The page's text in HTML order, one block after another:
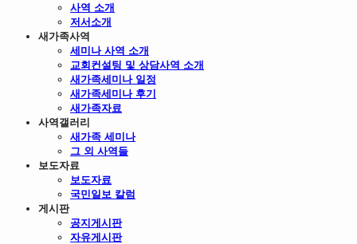
사역 소개
저서소개
새가족사역
세미나 사역 소개
교회컨설팅 및 상담사역 소개
새가족세미나 일정
새가족세미나 후기
새가족자료
사역갤러리
새가족 세미나
그 외 사역들
보도자료
보도자료
국민일보 칼럼
게시판
공지게시판
자유게시판